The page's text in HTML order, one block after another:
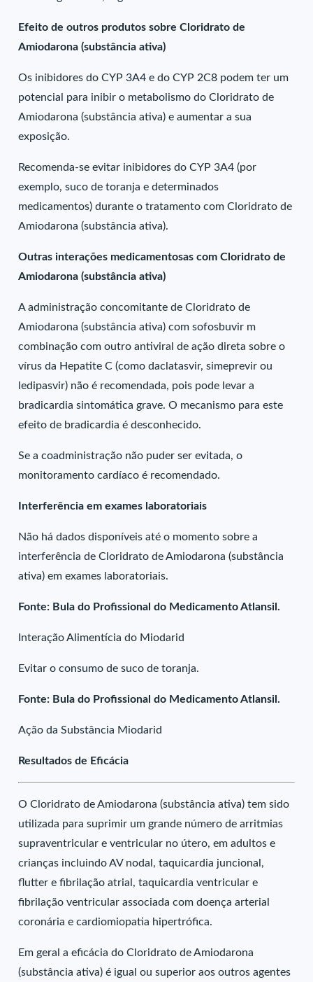
Efeito de outros produtos sobre Cloridrato de
Amiodarona (substância ativa)
Os inibidores do CYP 3A4 e do CYP 2C8 podem ter um
potencial para inibir o metabolismo do Cloridrato de
Amiodarona (substância ativa) e aumentar a sua
exposição.
Recomenda-se evitar inibidores do CYP 3A4 (por
exemplo, suco de toranja e determinados
medicamentos) durante o tratamento com Cloridrato de
Amiodarona (substância ativa).
Outras interações medicamentosas com Cloridrato de
Amiodarona (substância ativa)
A administração concomitante de Cloridrato de
Amiodarona (substância ativa) com sofosbuvir m
combinação com outro antiviral de ação direta sobre o
vírus da Hepatite C (como daclatasvir, simeprevir ou
ledipasvir) não é recomendada, pois pode levar a
bradicardia sintomática grave. O mecanismo para este
efeito de bradicardia é desconhecido.
Se a coadministração não puder ser evitada, o
monitoramento cardíaco é recomendado.
Interferência em exames laboratoriais
Não há dados disponíveis até o momento sobre a
interferência de Cloridrato de Amiodarona (substância
ativa) em exames laboratoriais.
Fonte: Bula do Profissional do Medicamento Atlansil.
Interação Alimentícia do Miodarid
Evitar o consumo de suco de toranja.
Fonte: Bula do Profissional do Medicamento Atlansil.
Ação da Substância Miodarid
Resultados de Eficácia
O Cloridrato de Amiodarona (substância ativa) tem sido
utilizada para suprimir um grande número de arritmias
supraventricular e ventricular no útero, em adultos e
crianças incluindo AV nodal, taquicardia juncional,
flutter e fibrilação atrial, taquicardia ventricular e
fibrilação ventricular associada com doença arterial
coronária e cardiomiopatia hipertrófica.
Em geral a eficácia do Cloridrato de Amiodarona
(substância ativa) é igual ou superior aos outros agentes